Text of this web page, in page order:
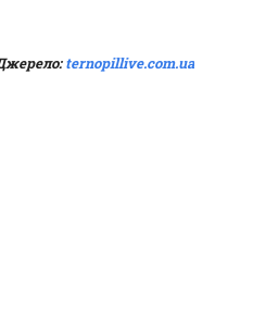
ternopillive.com.ua